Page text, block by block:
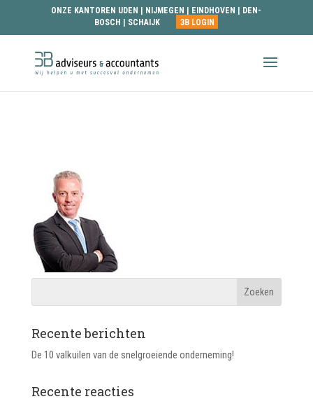
ONZE KANTOREN UDEN NIJMEGEN EINDHOVEN
DEN-
BOSCH
SCHAIJK 3B LOGIN
Recente berichten
De 10 valkuilen van de snelgroeiende onderneming!
Recente reacties